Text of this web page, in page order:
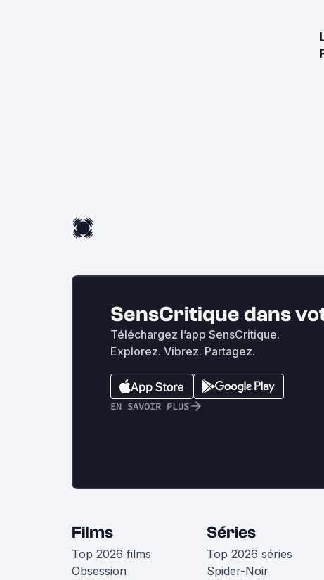
SensCritique dans
Téléchargez l’app SensCritique.
Explorez. Vibrez. Partagez.
EN SAVOIR PLUS
Films
Top 2026 films
Obsession
Séries
Top 2026 séries
Spider-Noir